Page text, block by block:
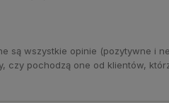
są wszystkie opinie (pozytywne i
czy pochodzą one od klientów,